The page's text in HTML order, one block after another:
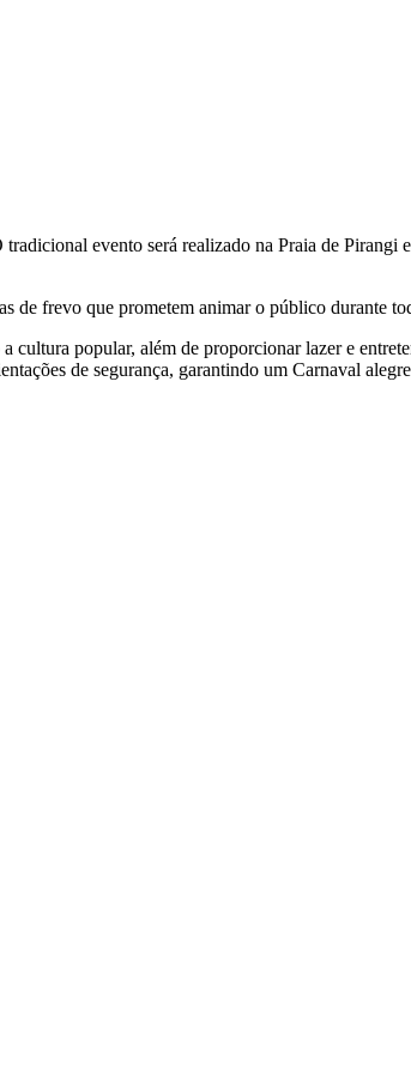
evento será realizado na Praia de Pirangi
de frevo que prometem animar o público durante
popular, além de proporcionar lazer e
de segurança, garantindo um Carnaval